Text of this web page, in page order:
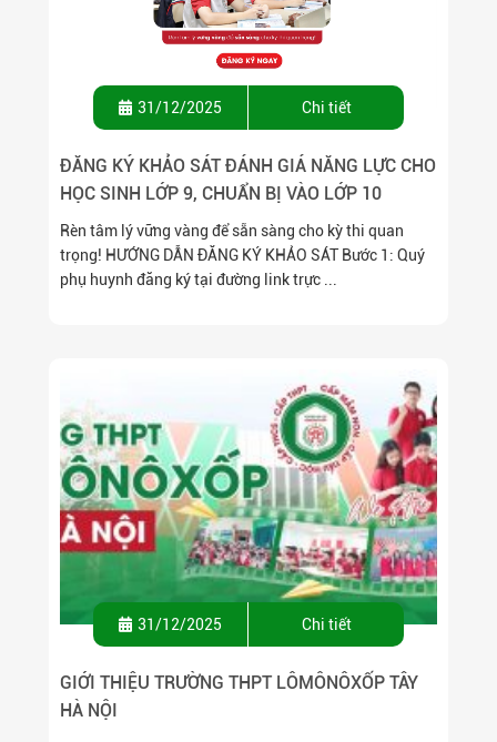
31/12/2025 Chi tiết
ĐĂNG KÝ KHẢO SÁT ĐÁNH GIÁ NĂNG LỰC CHO
HỌC SINH LỚP 9, CHUẨN BỊ VÀO LỚP 10
Rèn tâm lý vững vàng để sẵn sàng cho kỳ thi quan
trọng! HƯỚNG DẪN ĐĂNG KÝ KHẢO SÁT Bước 1: Quý
phụ huynh đăng ký tại đường link trực ...
31/12/2025 Chi tiết
GIỚI THIỆU TRƯỜNG THPT LÔMÔNÔXỐP TÂY
HÀ NỘI